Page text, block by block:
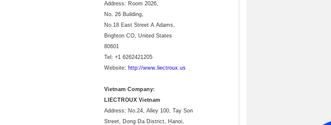
Address: Room 2026,
No. 26 Building,
No.18 East Street A Adams,
Brighton CO, United States
80601
Tel: +1 6262421205
Website: http://www.liectroux.us
Vietnam Company:
LIECTROUX Vietnam
Address: No.24, Alley 100, Tay Son
Street, Dong Da District, Hanoi,